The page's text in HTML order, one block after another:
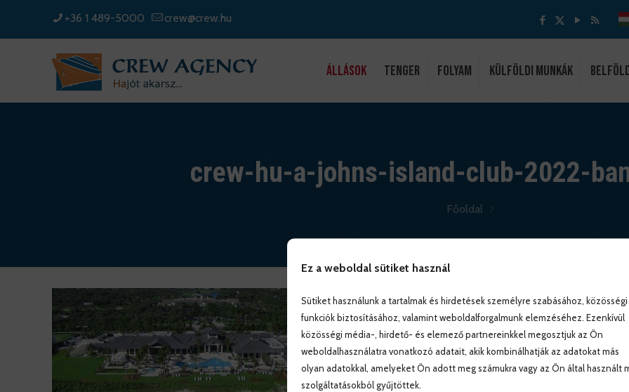
Ez a weboldal sütiket használ
Sütiket használunk a tartalmak és hirdetések személyre szabásához, közösségi
funkciók biztosításához, valamint weboldalforgalmunk elemzéséhez. Ezenkívül
közösségi média-, hirdető- és elemező partnereinkkel megosztjuk az Ön
weboldalhasználatra vonatkozó adatait, akik kombinálhatják az adatokat más
olyan adatokkal, amelyeket Ön adott meg számukra vagy az Ön által használt
szolgáltatásokból gyűjtöttek.
+36 1 489-5000 crew@crew.hu
ÁLLÁSOK Tenger Folyam Külföldi munkák
crew-hu-a-johns-island-club-2022-
Főoldal